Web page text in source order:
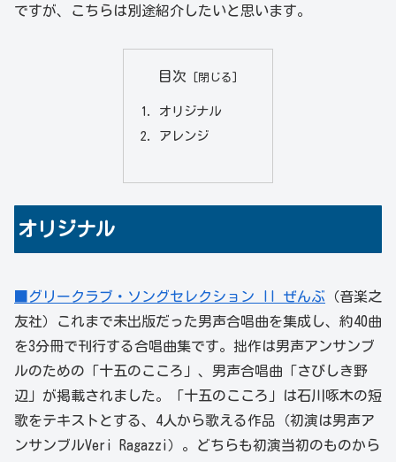
ですが、こちらは別途紹介したいと思います。
目次
オリジナル
アレンジ
オリジナル
■グリークラブ・ソングセレクション II ぜんぶ （音楽之
友社）これまで未出版だった男声合唱曲を集成し、約40曲
を3分冊で刊行する合唱曲集です。拙作は男声アンサンブ
ルのための「十五のこころ」、男声合唱曲「さびしき野
辺」が掲載されました。「十五のこころ」は石川啄木の短
歌をテキストとする、4人から歌える作品（初演は男声ア
ンサンブルVeri Ragazzi）。どちらも初演当初のものから